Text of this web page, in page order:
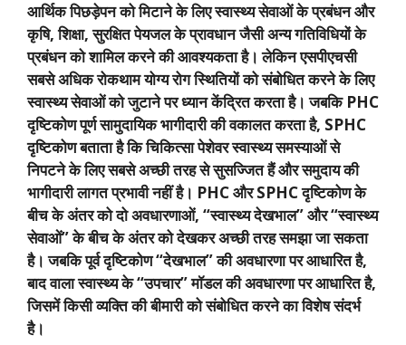
आर्थिक पिछड़ेपन को मिटाने के लिए स्वास्थ्य सेवाओं के प्रबंधन और
कृषि,शिक्षा,सुरक्षित पेयजल के प्रावधान जैसी अन्य गतिविधियों के
प्रबंधन को शामिल करने की आवश्यकता है। लेकिन एसपीएचसी
सबसे अधिक रोकथाम योग्य रोग स्थितियों को संबोधित करने के लिए
स्वास्थ्य सेवाओं को जुटाने पर ध्यान केंद्रित करता है। जबकि PHC
दृष्टिकोण पूर्ण सामुदायिक भागीदारी की वकालत करता है, SPHC
दृष्टिकोण बताता है कि चिकित्सा पेशेवर स्वास्थ्य समस्याओं से
निपटने के लिए सबसे अच्छी तरह से सुसज्जित हैं और समुदाय की
भागीदारी लागत प्रभावी नहीं है। PHCऔरSPHCदृष्टिकोण के
बीच के अंतर को दो अवधारणाओं, “स्वास्थ्य देखभाल” और “स्वास्थ्य
सेवाओं” के बीच के अंतर को देखकर अच्छी तरह समझा जा सकता
है। जबकि पूर्व दृष्टिकोण “देखभाल” की अवधारणा पर आधारित है,
बाद वाला स्वास्थ्य के “उपचार” मॉडल की अवधारणा पर आधारित है,
जिसमें किसी व्यक्ति की बीमारी को संबोधित करने का विशेष संदर्भ
है।